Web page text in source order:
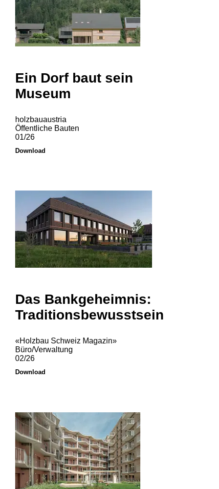
Ein Dorf baut sein
Museum
holzbauaustria
Öffentliche Bauten
01/26
Download
Das Bankgeheimnis:
Traditionsbewusstsein
«Holzbau Schweiz Magazin»
Büro/Verwaltung
02/26
Download